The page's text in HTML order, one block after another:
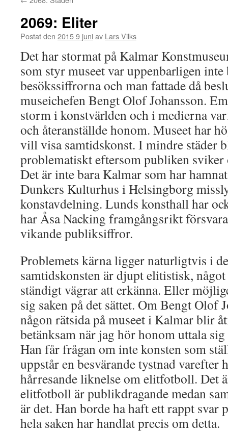
2069: Eliter
Postat den 2015 9 juniav Lars Vilks
Det har stormat på Kalmar
som styr museet var uppenbarligen inte
besökssiffrorna och man fattade då
museichefen Bengt Olof Johansson.
storm i konstvärlden och i medierna
och återanställde honom. Museet har
vill visa samtidskonst. I mindre städer
problematiskt eftersom publiken
Det är inte bara Kalmar som har
Dunkers Kulturhus i Helsingborg
konstavdelning. Lunds konsthall har
har Åsa Nacking framgångsrikt
vikande publiksiffror.
Problemets kärna ligger naturligtvis i
samtidskonsten är djupt elitistisk,
ständigt vägrar att erkänna. Eller
sig saken på det sättet. Om Bengt Olof
någon rätsida på museet i Kalmar blir
betänksam när jag hör honom uttala
Han får frågan om inte konsten som
uppstår en besvärande tystnad varefter
hårresande liknelse om elitfotboll. Det
elitfotboll är publikdragande medan
är det. Han borde ha haft ett rappt svar
hela saken har handlat precis om detta.